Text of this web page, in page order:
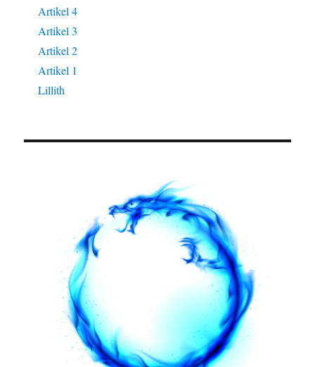
Artikel 4
Artikel 3
Artikel 2
Artikel 1
Lillith